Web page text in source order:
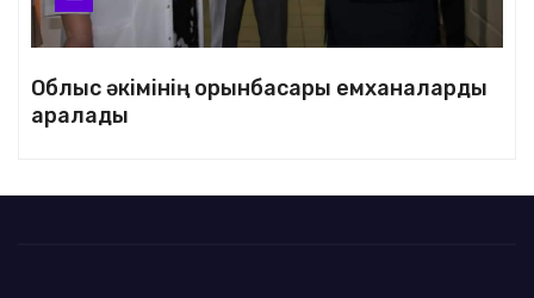
Облыс әкімінің орынбасары емханаларды
аралады